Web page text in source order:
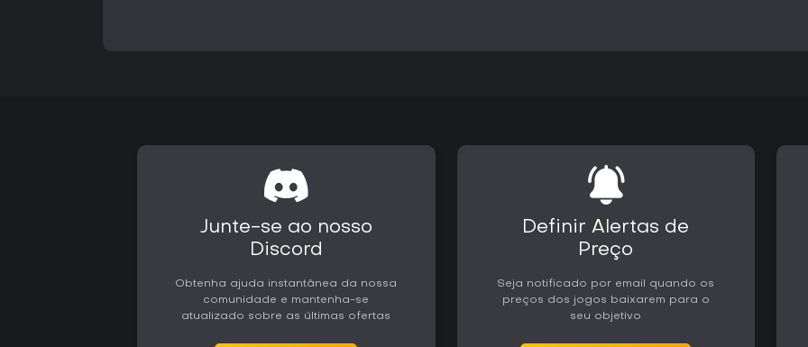
elevam a experiência. Quem
título. South of Midnight está
digitais quanto em serviços de
Junte-se ao nosso
Discord
Obtenha ajuda instantânea da nossa
comunidade e mantenha-se
atualizado sobre as últimas ofertas
Definir Alertas de
Preço
Seja notificado por email quando os
preços dos jogos baixarem para o
seu objetivo